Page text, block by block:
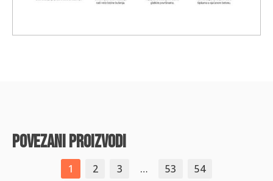
povezani proizvodi
1 2 3 … 53
54